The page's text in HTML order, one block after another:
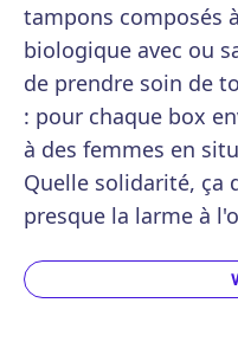
tampons composés
biologique avec ou
de prendre soin de
: pour chaque box
à des femmes en
Quelle solidarité, ça
presque la larme à